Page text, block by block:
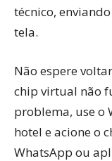
técnico,
tela.
Não espere
chip virtual não
problema, use o
hotel e acione o
WhatsApp ou